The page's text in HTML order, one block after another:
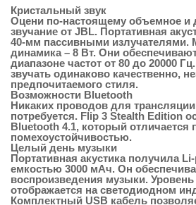
Кристальный звук
Оцени по-настоящему объемное и
звучание от JBL. Портативная
40-мм пассивными излучателями.
динамика – 8 Вт. Они
диапазоне частот от 80 до 20000
звучать одинаково качественно,
предпочитаемого стиля.
Возможности Bluetooth
Никаких проводов для
потребуется. Flip 3 Stealth Edition
Bluetooth 4.1, который
помехоустойчивостью.
Целый день музыки
Портативная акустика получила
емкостью 3000 мАч. Он
воспроизведения музыки. Уровень
отображается на светодиодном
Комплектный USB кабель